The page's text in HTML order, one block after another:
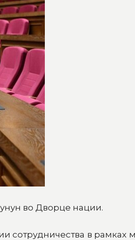
во Дворце нации.
сотрудничества в рамках